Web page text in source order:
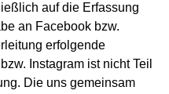
auf die Erfassung
an Facebook bzw.
erfolgende
Instagram ist nicht Teil
Die uns gemeinsam